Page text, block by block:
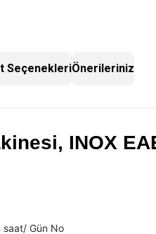
SeçenekleriÖnerileriniz
INOX
Gün No